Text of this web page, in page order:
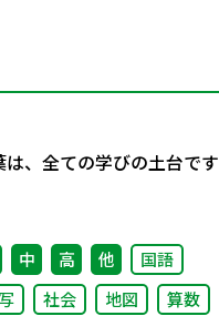
は、全ての学びの土台です
中 高 他
国語
社会 地図 算数